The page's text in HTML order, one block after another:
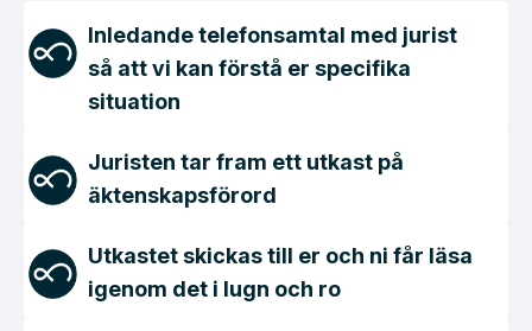
Inledande telefonsamtal med jurist
så att vi kan förstå er specifika
situation
Juristen tar fram ett utkast på
äktenskapsförord
Utkastet skickas till er och ni får läsa
igenom det i lugn och ro